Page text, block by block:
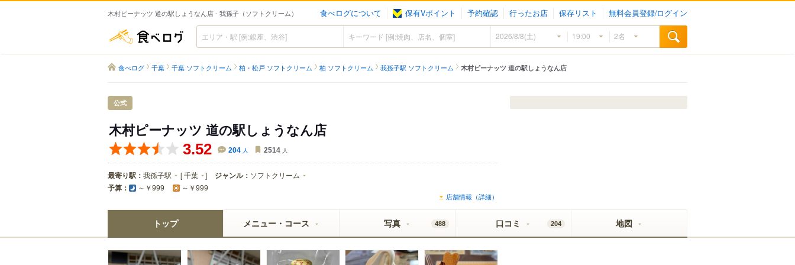
木村ピーナッツ 道の駅しょうなん店 - 我孫子（ソフトクリーム） 食べログについて 保有Vポイント 予約確認 行ったお店 保存リスト 無料会員登録/ログイン
食べログ
食べログ 千葉 千葉 ソフトクリーム 柏・松戸 ソフトクリーム 柏 ソフトクリーム 我孫子駅 ソフトクリーム 木村ピーナッツ 道の駅しょうなん店
公式
木村ピーナッツ 道の駅しょうなん店
3.52 204 人 2514 人
最寄り駅： 我孫子駅 [千葉 ] ジャンル： ソフトクリーム
予算： ～￥999 ～￥999
店舗情報（詳細）
トップ メニュー・コース 写真 488 口コミ 204 地図